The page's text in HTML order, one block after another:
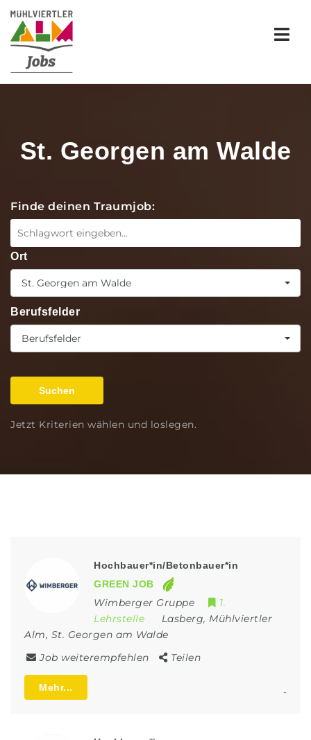
St. Georgen am Walde
Finde deinen Traumjob:
Ort
St. Georgen am Walde
Berufsfelder
Berufsfelder
Suchen
Jetzt Kriterien wählen und loslegen.
Hochbauer*in/Betonbauer*in
GREEN JOB
Wimberger Gruppe
1.
Lehrstelle
Lasberg, Mühlviertler
Alm, St. Georgen am Walde
Job weiterempfehlen
Teilen
Mehr... -